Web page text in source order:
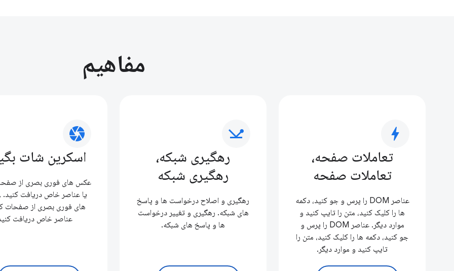
مفاهیم
bolt
تعاملات صفحه،
تعاملات صفحه
عناصر DOM را پرس و جو کنید، دکمه
ها را کلیک کنید، متن را تایپ کنید و
موارد دیگر. عناصر DOM را پرس و
جو کنید، دکمه ها را کلیک کنید، متن را
تایپ کنید و موارد دیگر.
network_ping
رهگیری شبکه،
رهگیری شبکه
رهگیری و اصلاح درخواست ها و پاسخ
های شبکه. رهگیری و تغییر درخواست
ها و پاسخ های شبکه.
camera
اسکرین شات
عکس های فوری بصری از
یا عناصر خاص دریافت
های فوری بصری از صفحات
عناصر خاص دریافت